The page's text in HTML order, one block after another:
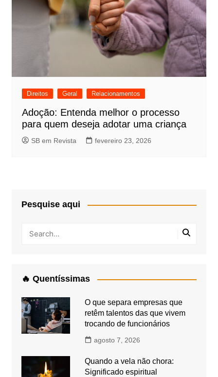
Direitos Geral Relacionamentos
Adoção: Entenda melhor o processo
para quem deseja adotar uma criança
SB em Revista fevereiro 23, 2026
Pesquise aqui
🔥 Quentíssimas
O que separa empresas que
retêm talentos das que vivem
trocando de funcionários
agosto 7, 2026
Quando a vela não chora:
Significado espiritual